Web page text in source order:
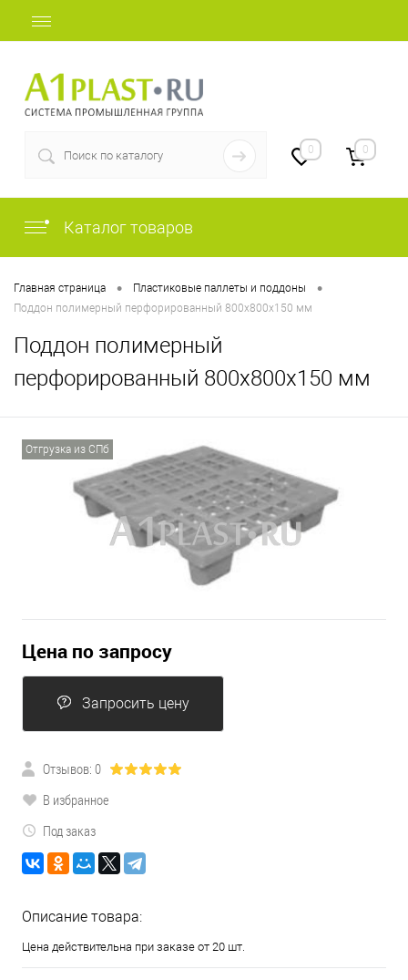
0 0
Каталог товаров
Главная страница • Пластиковые паллеты и поддоны •
Поддон полимерный перфорированный 800х800х150 мм
Поддон полимерный
перфорированный 800х800х150 мм
Отгрузка из СПб
Цена по запросу
Запросить цену
Отзывов: 0
В избранное
Под заказ
Описание товара:
Цена действительна при заказе от 20 шт.